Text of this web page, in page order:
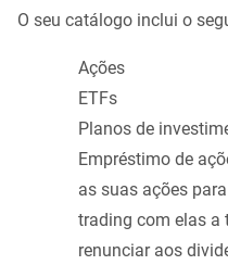
O seu catálogo inclui o
Ações
ETFs
Planos de
Empréstimo de
as suas ações
trading com elas a
renunciar aos